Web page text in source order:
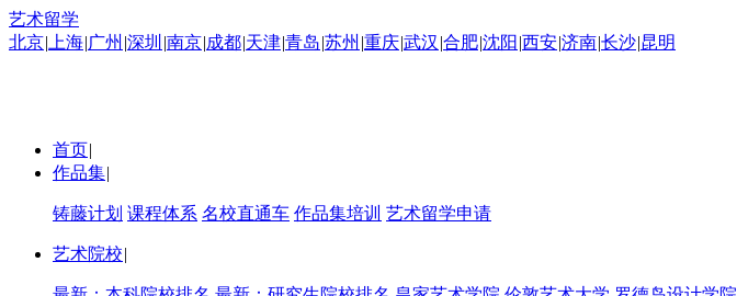
艺术留学
北京| 上海|广州 |深圳 |南京|成都|天津|青岛|苏州 |重庆|武汉 |合肥|沈阳 |西安|济南|长沙|昆明
首页|
作品集|
铸藤计划 课程体系 名校直通车 作品集培训 艺术留学申请
艺术院校|